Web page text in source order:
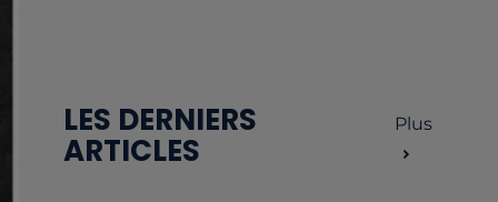
LES DERNIERS
ARTICLES
Plus